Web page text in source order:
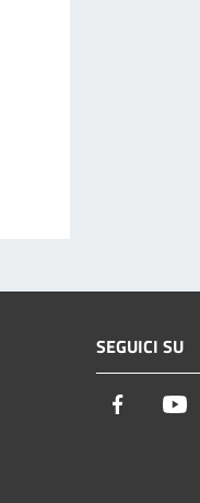
SEGUICI SU
Facebook